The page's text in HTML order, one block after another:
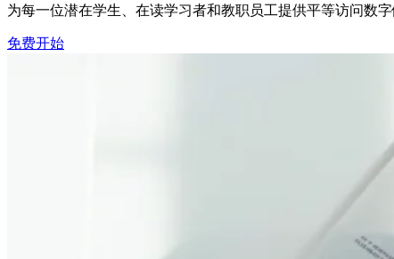
为每一位潜在学生、在读学习者和教职员工提供平等访问数
免费开始